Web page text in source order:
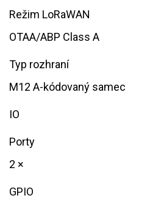
Režim LoRaWAN​
OTAA/ABP Class A
Typ rozhraní
M12 A-kódovaný samec
IO
Porty
2 ×
GPIO